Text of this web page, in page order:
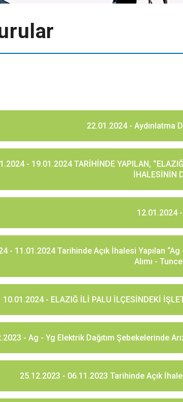
22.01.2024 - Aydınlatma
- 19.01.2024 TARİHİNDE YAPILAN,
İHALESİNİN
12.01.2024
- 11.01.2024 Tarihinde Açık İhalesi Yapılan
Alımı -
10.01.2024 - ELAZIĞ İLİ PALU İLÇESİNDEKİ
- Ag - Yg Elektrik Dağıtım Şebekelerinde
25.12.2023 - 06.11.2023 Tarihinde Açık